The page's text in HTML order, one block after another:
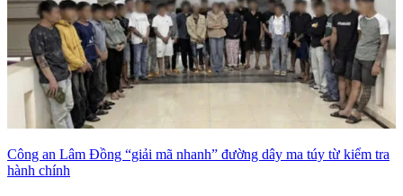
Công an Lâm Đồng “giải mã nhanh” đường dây ma túy từ kiểm tra
hành chính